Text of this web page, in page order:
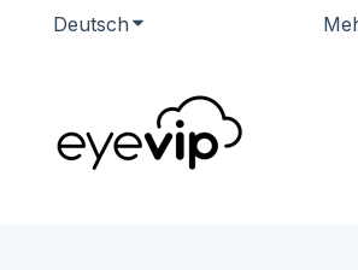
Deutsch Untermenü für